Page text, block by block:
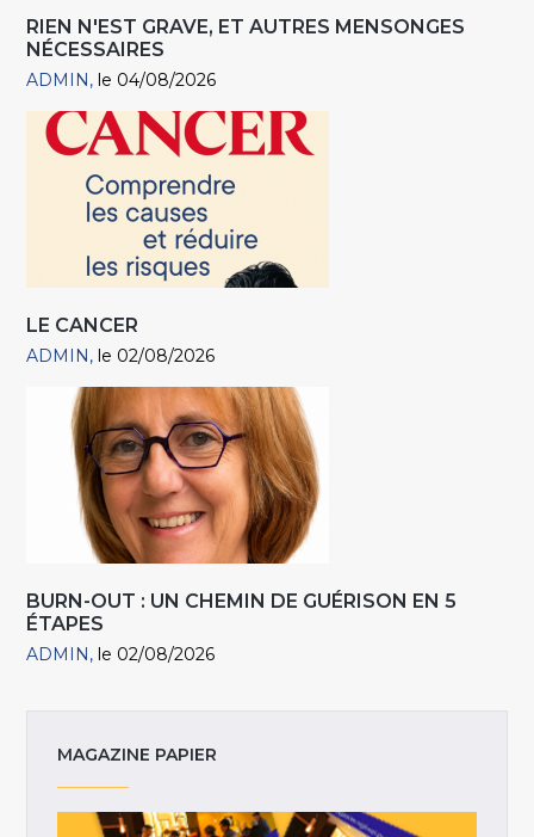
RIEN N'EST GRAVE, ET AUTRES MENSONGES
NÉCESSAIRES
ADMIN le 04/08/2026
LE CANCER
ADMIN le 02/08/2026
BURN-OUT : UN CHEMIN DE GUÉRISON EN 5
ÉTAPES
ADMIN le 02/08/2026
MAGAZINE PAPIER